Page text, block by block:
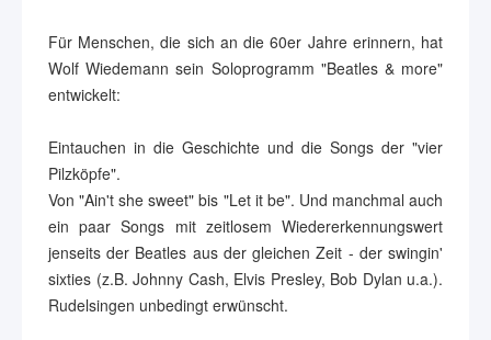
Für Menschen, die sich an die 60er Jahre erinnern, hat
Wolf Wiedemann sein Soloprogramm "Beatles & more"
entwickelt:
Eintauchen in die Geschichte und die Songs der "vier
Pilzköpfe".
Von "Ain't she sweet" bis "Let it be". Und manchmal auch
ein paar Songs mit zeitlosem Wiedererkennungswert
jenseits der Beatles aus der gleichen Zeit - der swingin'
sixties (z.B. Johnny Cash, Elvis Presley, Bob Dylan u.a.).
Rudelsingen unbedingt erwünscht.